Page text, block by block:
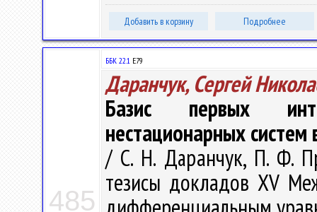
Добавить в корзину Подробнее
485
ББК 22.1 Е79
Даранчук, Сергей
Базис первых
нестационарных
/ С. Н. Даранчук, П. Ф.
тезисы докладов XV